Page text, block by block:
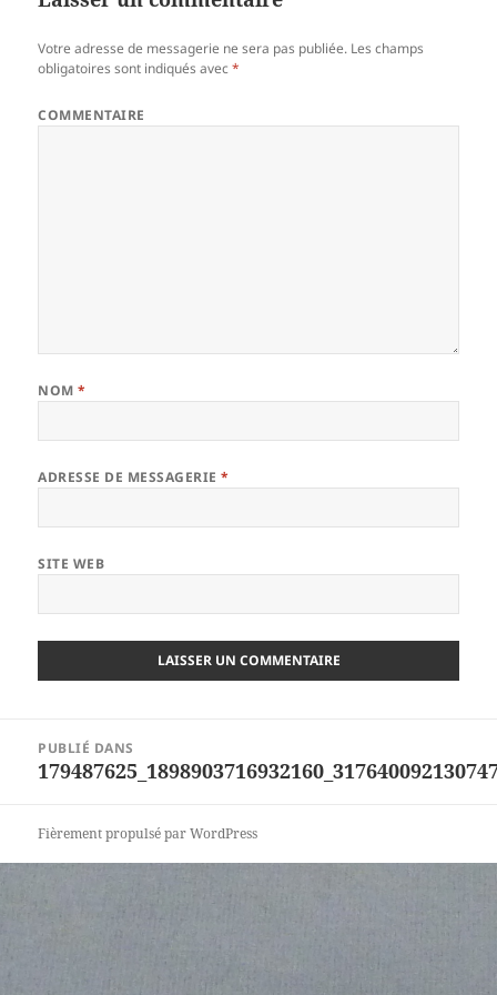
Votre adresse de messagerie ne sera pas publiée. Les champs
obligatoires sont indiqués avec*
COMMENTAIRE
NOM*
ADRESSE DE MESSAGERIE*
SITE WEB
PUBLIÉ DANS
Fièrement propulsé par WordPress